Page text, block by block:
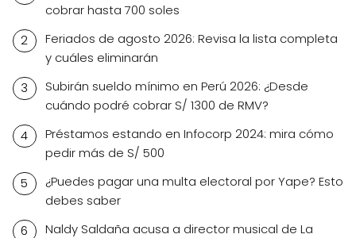
cobrar hasta 700 soles
Feriados de agosto 2026: Revisa la lista completa
y cuáles eliminarán
Subirán sueldo mínimo en Perú 2026: ¿Desde
cuándo podré cobrar S/ 1300 de RMV?
Préstamos estando en Infocorp 2024: mira cómo
pedir más de S/ 500
¿Puedes pagar una multa electoral por Yape? Esto
debes saber
Naldy Saldaña acusa a director musical de La